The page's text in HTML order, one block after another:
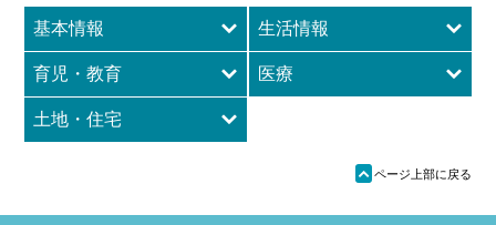
基本情報 生活情報
育児・教育 医療
土地・住宅
ü ページ上部に戻る